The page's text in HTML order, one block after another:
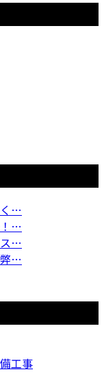
く…
…
ス…
…
工事